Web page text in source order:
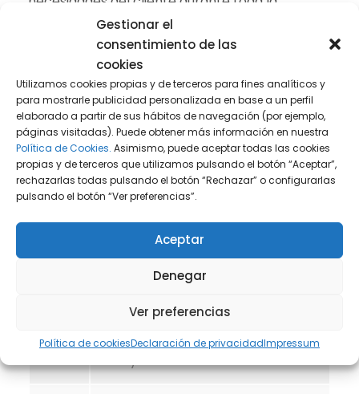
Gestionar el
consentimiento de las
cookies
Utilizamos cookies propias y de terceros para fines analíticos y
para mostrarle publicidad personalizada en base a un perfil
elaborado a partir de sus hábitos de navegación (por ejemplo,
páginas visitadas). Puede obtener más información en nuestra
Política de Cookies. Asimismo, puede aceptar todas las cookies
propias y de terceros que utilizamos pulsando el botón “Aceptar”,
rechazarlas todas pulsando el botón “Rechazar” o configurarlas
pulsando el botón “Ver preferencias”.
Aceptar
Denegar
Ver preferencias
Política de cookiesDeclaración de privacidadImpressum
vigencia del contrato.
Cláusulas de terminación y
continuidad del servicio
Dado el carácter estratégico de muchas
soluciones de IA, es fundamental establecer en
el contrato qué ocurrirá en caso de rescisión
anticipada o vencimiento del contrato. Algunos
aspectos a tener en cuenta:
Fin del
contrato
Procedimiento de reversión de datos
y cesión de conocimiento